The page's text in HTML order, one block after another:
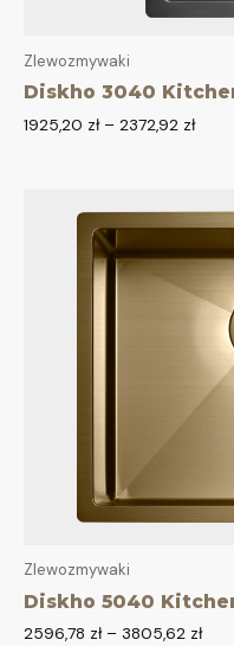
Zlewozmywaki
Diskho 3040
1925,20 zł– 2372,92 zł
Zlewozmywaki
Diskho 5040
2596,78 zł– 3805,62 zł